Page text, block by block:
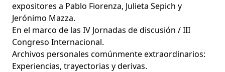
expositores a Pablo Fiorenza, Julieta Sepich y
Jerónimo Mazza.
En el marco de las IV Jornadas de discusión / III
Congreso Internacional.
Archivos personales comúnmente extraordinarios:
Experiencias, trayectorias y derivas.